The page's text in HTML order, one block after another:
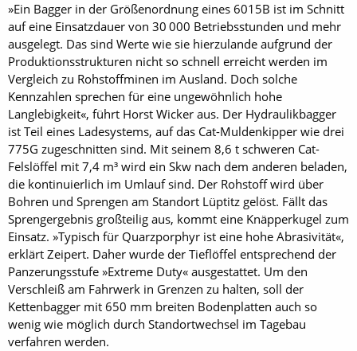
»Ein Bagger in der Größenordnung eines 6015B ist im Schnitt
auf eine Einsatzdauer von 30 000 Betriebsstunden und mehr
ausgelegt. Das sind Werte wie sie hierzulande aufgrund der
Produktionsstrukturen nicht so schnell erreicht werden im
Vergleich zu Rohstoffminen im Ausland. Doch solche
Kennzahlen sprechen für eine ungewöhnlich hohe
Langlebigkeit«, führt Horst Wicker aus. Der Hydraulikbagger
ist Teil eines Ladesystems, auf das Cat-Muldenkipper wie drei
775G zugeschnitten sind. Mit seinem 8,6 t schweren Cat-
Felslöffel mit 7,4 m³ wird ein Skw nach dem anderen beladen,
die kontinuierlich im Umlauf sind. Der Rohstoff wird über
Bohren und Sprengen am Standort Lüptitz gelöst. Fällt das
Sprengergebnis großteilig aus, kommt eine Knäpperkugel zum
Einsatz. »Typisch für Quarzporphyr ist eine hohe Abrasivität«,
erklärt Zeipert. Daher wurde der Tieflöffel entsprechend der
Panzerungsstufe »Extreme Duty« ausgestattet. Um den
Verschleiß am Fahrwerk in Grenzen zu halten, soll der
Kettenbagger mit 650 mm breiten Bodenplatten auch so
wenig wie möglich durch Standortwechsel im Tagebau
verfahren werden.